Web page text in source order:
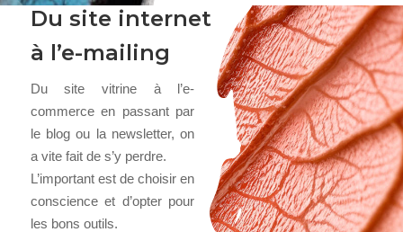
Du site internet
à l’e-mailing
Du site vitrine à l’e-
commerce en passant par
le blog ou la newsletter, on
a vite fait de s’y perdre.
L’important est de choisir en
conscience et d’opter pour
les bons outils.